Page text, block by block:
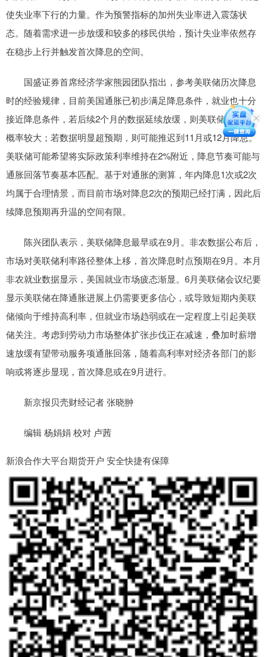
使失业率下行的力量。作为预警指标的加州失业率进入震荡状
态。随着需求进一步放缓和较多的移民供给，预计失业率依然存
在稳步上行并触发首次降息的空间。
国盛证券首席经济学家熊园团队指出，参考美联储历次降息
时的经验规律，目前美国通胀已初步满足降息条件，就业也十分
接近降息条件，若后续2个月的数据延续放缓，则美联储9月降息
概率较大；若数据明显超预期，则可能推迟到11月或12月降息。
美联储可能希望将实际政策利率维持在2%附近，降息节奏可能与
通胀回落节奏基本匹配。基于对通胀的测算，年内降息1次或2次
均属于合理情景，而目前市场对降息2次的预期已经打满，因此后
续降息预期再升温的空间有限。
陈兴团队表示，美联储降息最早或在9月。非农数据公布后，
市场对美联储利率路径整体上移，首次降息时点预期在9月。本月
非农就业数据显示，美国就业市场疲态渐显。6月美联储会议纪要
显示美联储在降通胀进展上仍需要更多信心，或导致短期内美联
储倾向于维持高利率，但就业市场趋弱或在一定程度上引起美联
储关注。考虑到劳动力市场整体扩张步伐正在减速，叠加时薪增
速放缓有望带动服务项通胀回落，随着高利率对经济各部门的影
响或将逐步显现，首次降息或在9月进行。
新京报贝壳财经记者 张晓翀
编辑 杨娟娟 校对 卢茜
新浪合作大平台期货开户 安全快捷有保障